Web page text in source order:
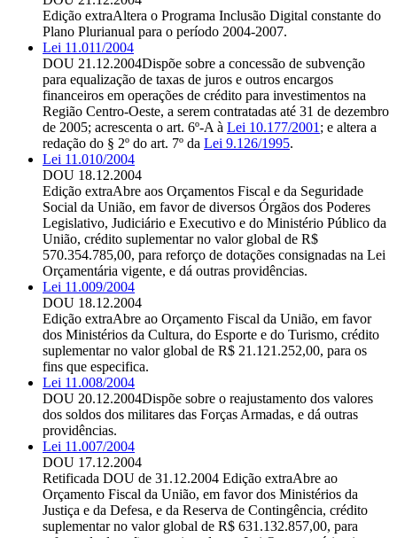
Edição extraAltera o Programa Inclusão Digital constante do
Plano Plurianual para o período 2004-2007.
Lei 11.011/2004
DOU 21.12.2004Dispõe sobre a concessão de subvenção
para equalização de taxas de juros e outros encargos
financeiros em operações de crédito para investimentos na
Região Centro-Oeste, a serem contratadas até 31 de dezembro
de 2005; acrescenta o art. 6º-A à Lei 10.177/2001 ; e altera a
redação do § 2º do art. 7º da Lei 9.126/1995.
Lei 11.010/2004
DOU 18.12.2004
Edição extraAbre aos Orçamentos Fiscal e da Seguridade
Social da União, em favor de diversos Órgãos dos Poderes
Legislativo, Judiciário e Executivo e do Ministério Público da
União, crédito suplementar no valor global de R$
570.354.785,00, para reforço de dotações consignadas na Lei
Orçamentária vigente, e dá outras providências.
Lei 11.009/2004
DOU 18.12.2004
Edição extraAbre ao Orçamento Fiscal da União, em favor
dos Ministérios da Cultura, do Esporte e do Turismo, crédito
suplementar no valor global de R$ 21.121.252,00, para os
fins que especifica.
Lei 11.008/2004
DOU 20.12.2004Dispõe sobre o reajustamento dos valores
dos soldos dos militares das Forças Armadas, e dá outras
providências.
Lei 11.007/2004
DOU 17.12.2004
Retificada DOU de 31.12.2004 Edição extraAbre ao
Orçamento Fiscal da União, em favor dos Ministérios da
Justiça e da Defesa, e da Reserva de Contingência, crédito
suplementar no valor global de R$ 631.132.857,00, para